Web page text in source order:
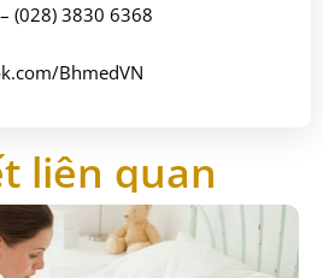
(028) 3830 6368
BhmedVN
liên quan